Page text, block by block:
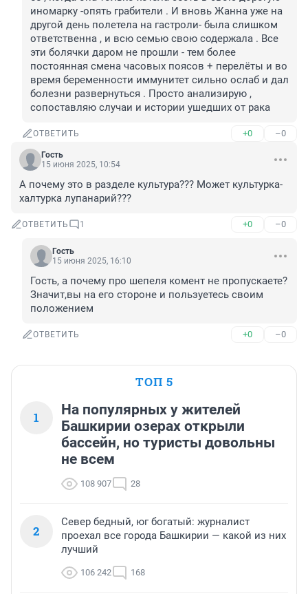
иномарку -опять грабители . И вновь Жанна уже на
другой день полетела на гастроли- была слишком
ответственна , и всю семью свою содержала . Все
эти болячки даром не прошли - тем более
постоянная смена часовых поясов + перелёты и во
время беременности иммунитет сильно ослаб и дал
болезни развернуться . Просто анализирую ,
сопоставляю случаи и истории ушедших от рака
ОТВЕТИТЬ +0 –0
Гость
15 июня 2025, 10:54
А почему это в разделе культура??? Может культурка-
халтурка лупанарий???
ОТВЕТИТЬ 1 +0 –0
Гость
15 июня 2025, 16:10
Гость, а почему про шепеля комент не пропускаете?
Значит,вы на его стороне и пользуетесь своим
положением
ОТВЕТИТЬ +0 –0
ТОП 5
1
На популярных у жителей
Башкирии озерах открыли
бассейн, но туристы довольны
не всем
108 907 28
2
Север бедный, юг богатый: журналист
проехал все города Башкирии — какой из них
лучший
106 242 168